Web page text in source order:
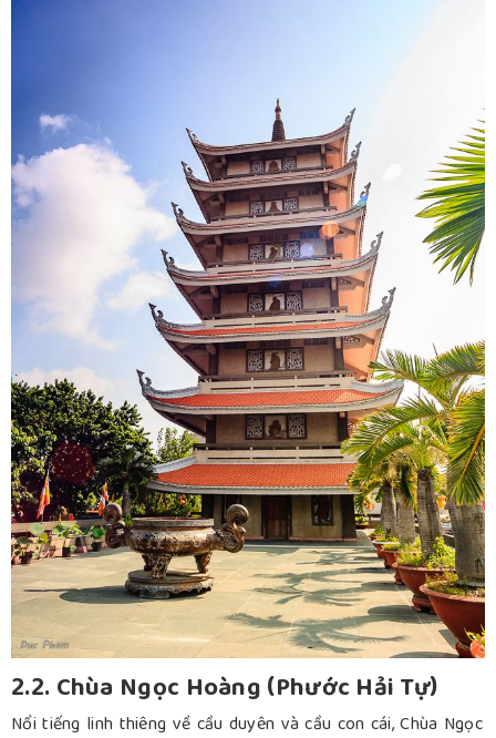
2.2. Chùa Ngọc Hoàng (Phước Hải Tự)
Nổi tiếng linh thiêng về cầu duyên và cầu con cái, Chùa Ngọc